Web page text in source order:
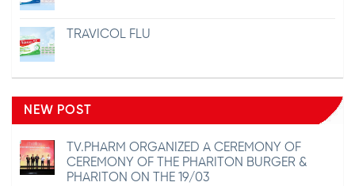
TRAVICOL FLU
NEW POST
TV.PHARM ORGANIZED A CEREMONY OF
CEREMONY OF THE PHARITON BURGER &
PHARITON ON THE 19/03